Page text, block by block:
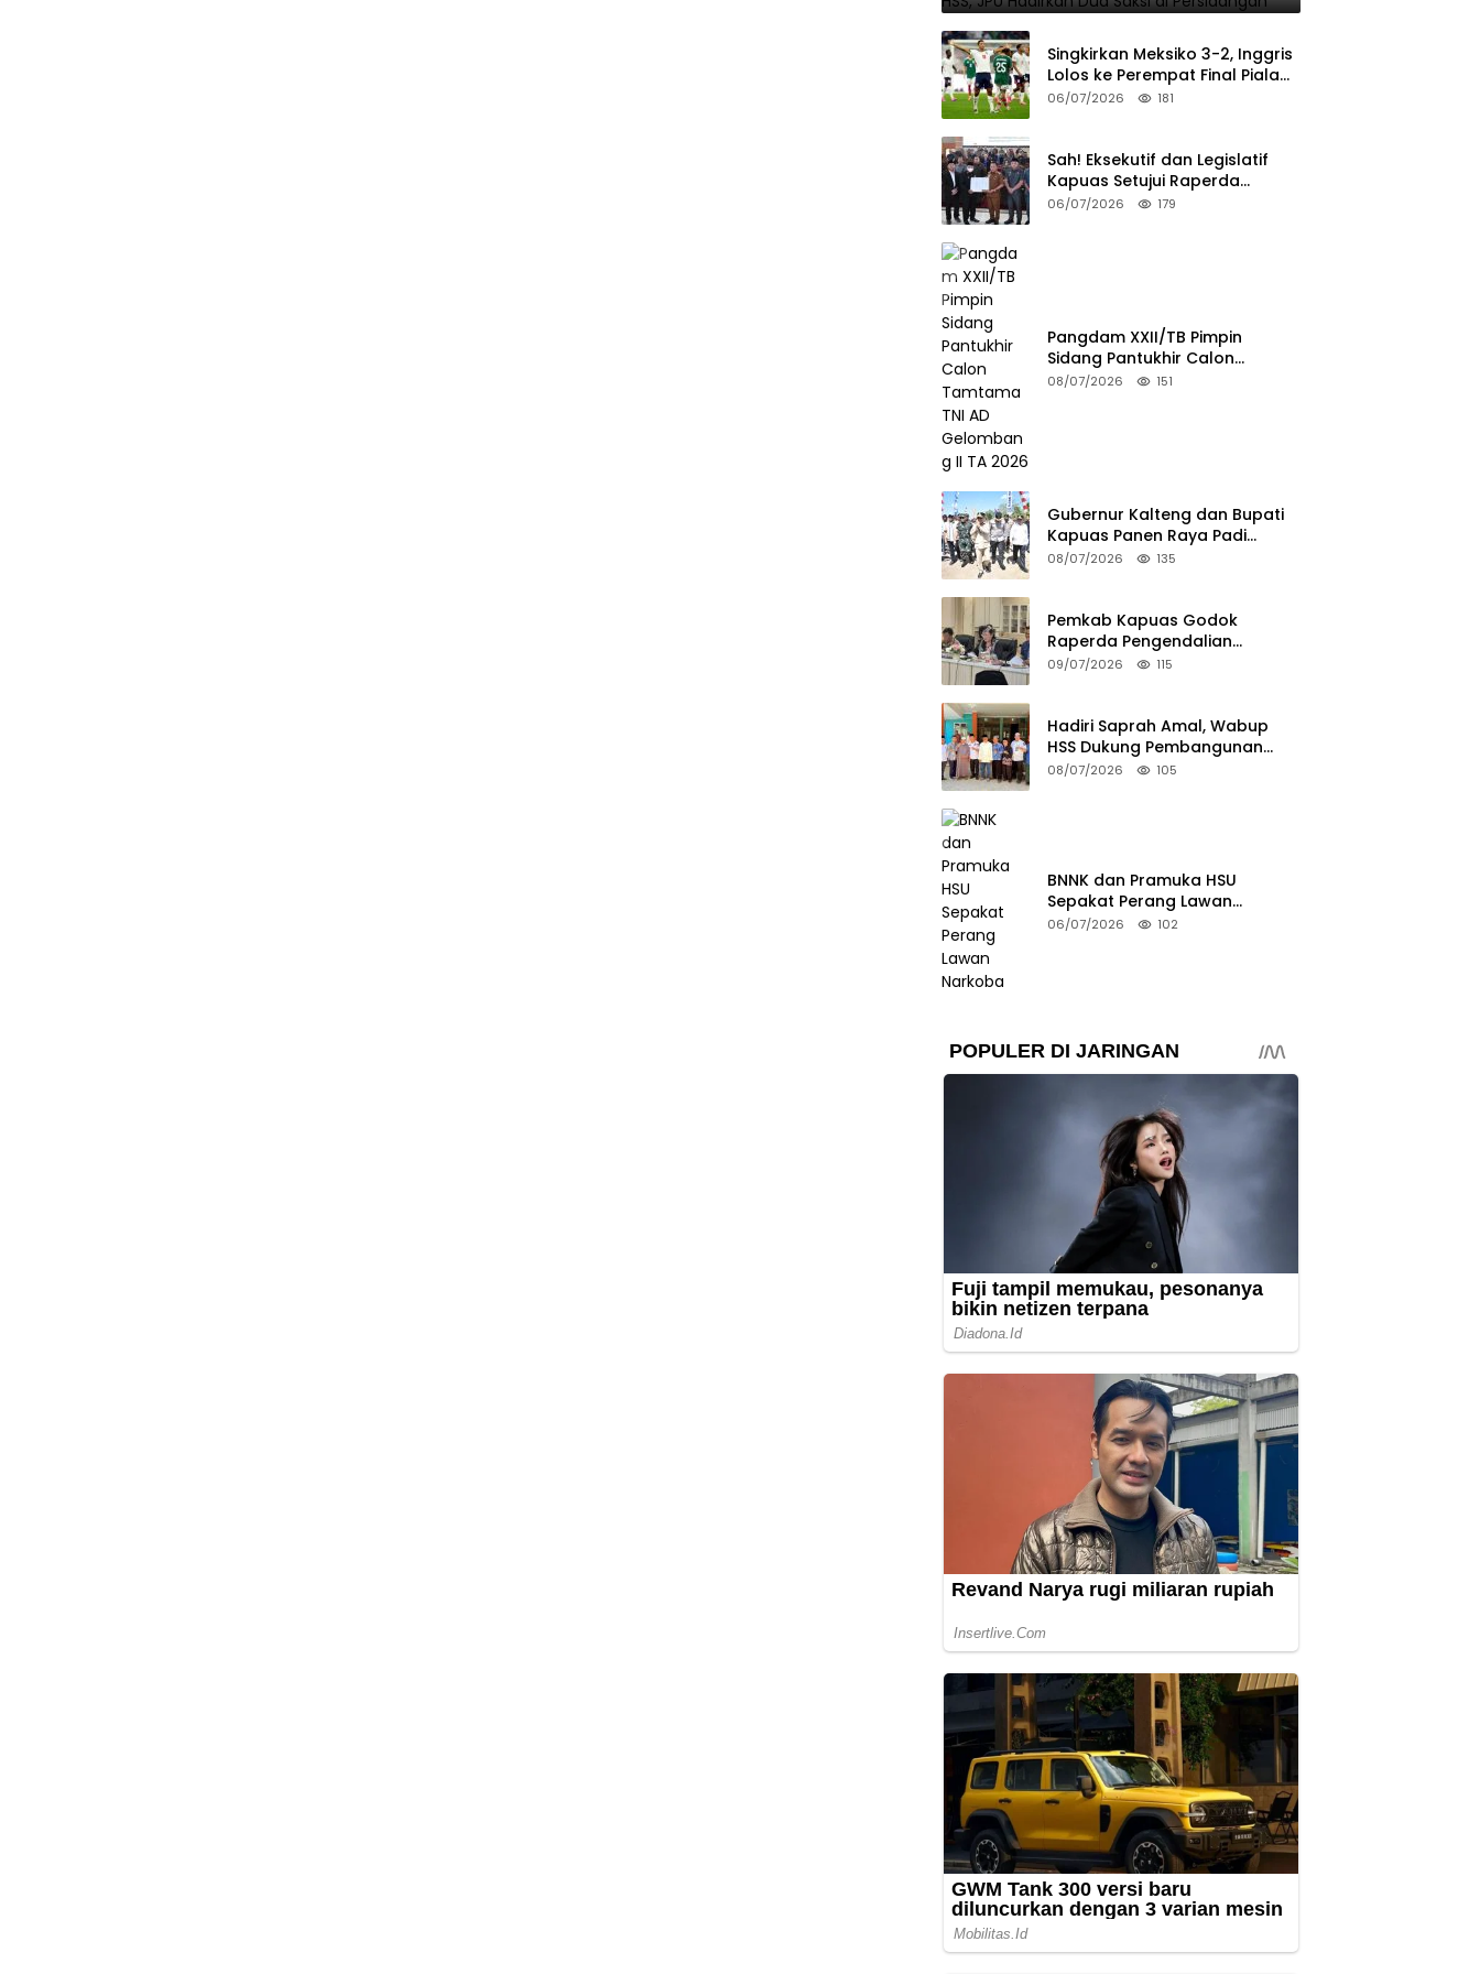
Singkirkan Meksiko 3-2, Inggris
Lolos ke Perempat Final Piala
Dunia 2026
06/07/2026 181
Sah! Eksekutif dan Legislatif
Kapuas Setujui Raperda
Pertanggungjawaban APBD
06/07/2026 179
Pangdam XXII/TB Pimpin
Sidang Pantukhir Calon
Tamtama TNI AD Gelombang II
08/07/2026 151
Gubernur Kalteng dan Bupati
Kapuas Panen Raya Padi
Seluas 25.799 Hektare
08/07/2026 135
Pemkab Kapuas Godok
Raperda Pengendalian
Minuman Beralkohol Lewat FGD
09/07/2026 115
Hadiri Saprah Amal, Wabup
HSS Dukung Pembangunan
Langgar Dusun Jalai
08/07/2026 105
BNNK dan Pramuka HSU
Sepakat Perang Lawan
Narkoba
06/07/2026 102